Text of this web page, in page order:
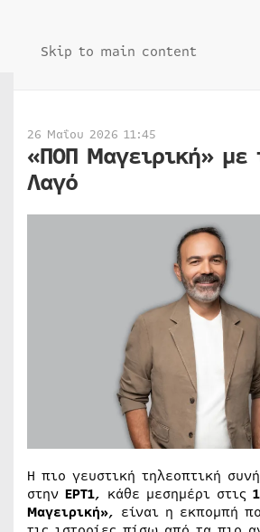
Skip to main content
26 Μαΐου 2026 11:45
«ΠΟΠ Μαγειρική» με
Λαγό
Η πιο γευστική τηλεοπτική
στην ΕΡΤ1, κάθε μεσημέρι στις
Μαγειρική», είναι η εκπομπή